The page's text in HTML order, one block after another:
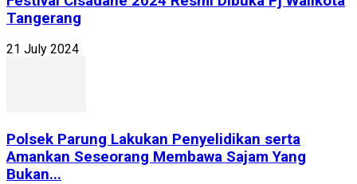
Tangerang
21 July 2024
Polsek Parung Lakukan Penyelidikan serta
Amankan Seseorang Membawa Sajam Yang
Bukan...